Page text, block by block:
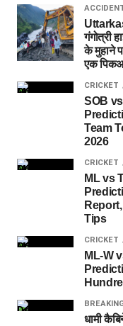
गंगोत्री
के मुहाने
एक
CRICKET
SOB
Team
2026
CRICKET
ML vs
Tips
CRICKET
ML-W
धामी